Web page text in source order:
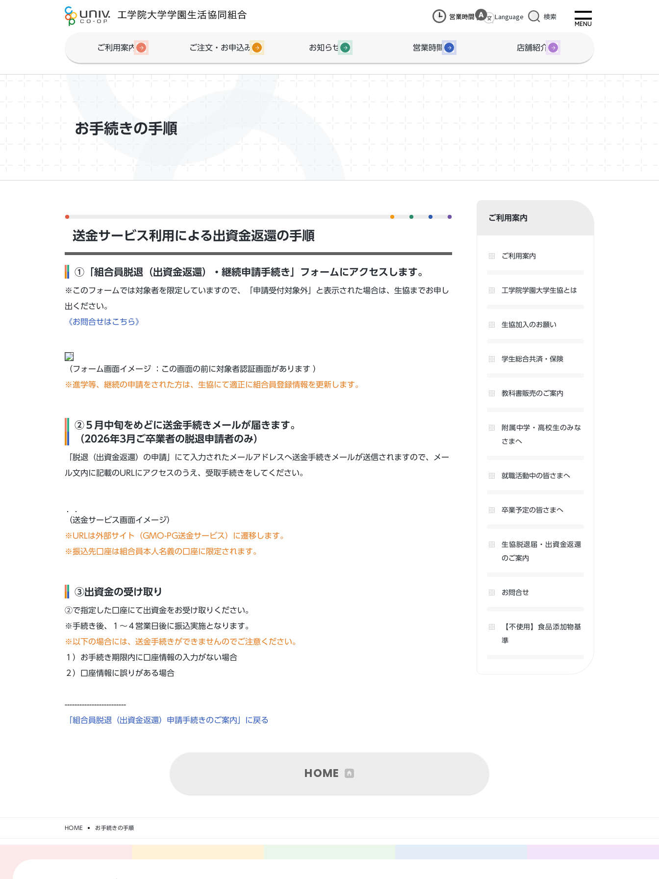
営業時間 Language 検索
ご利用案内 ご注文・お申込み お知らせ 営業時間 店舗紹介
お手続きの手順
送金サービス利用による出資⾦返還の⼿順
①「組合員脱退（出資金返還）・継続申請手続き」フォームにアクセスします。
※このフォームでは対象者を限定していますので、「申請受付対象外」と表示された場合は、生協までお申し
出ください。
《お問合せはこちら》
（フォーム画面イメージ ：この画面の前に対象者認証画面があります ）
※進学等、継続の申請をされた方は、生協にて適正に組合員登録情報を更新します。
②５⽉中旬をめどに送⾦⼿続きメールが届きます。
（2026年3月ご卒業者の脱退申請者のみ）
「脱退（出資⾦返還）の申請」にて入力されたメールアドレスへ送金手続きメールが送信されますので、メー
ル文内に記載のURLにアクセスのうえ、受取⼿続きをしてください。
（送金サービス画面イメージ）
※URLは外部サイト（GMO-PG送金サービス）に遷移します。
※振込先口座は組合員本人名義の口座に限定されます。
③出資⾦の受け取り
②で指定した口座にて出資金をお受け取りください。
※手続き後、１～４営業日後に振込実施となります。
※以下の場合には、送金手続きができませんのでご注意ください。
１）お手続き期限内に口座情報の入力がない場合
２）口座情報に誤りがある場合
-------------------------
「組合員脱退（出資金返還）申請手続きのご案内」に戻る
ご利用案内
ご利用案内
工学院学園大学生協とは
生協加入のお願い
学生総合共済・保険
教科書販売のご案内
附属中学・高校生のみな
さまへ
就職活動中の皆さまへ
卒業予定の皆さまへ
生協脱退届・出資金返還
のご案内
お問合せ
【不使用】食品添加物基
準
HOME
HOME お手続きの手順